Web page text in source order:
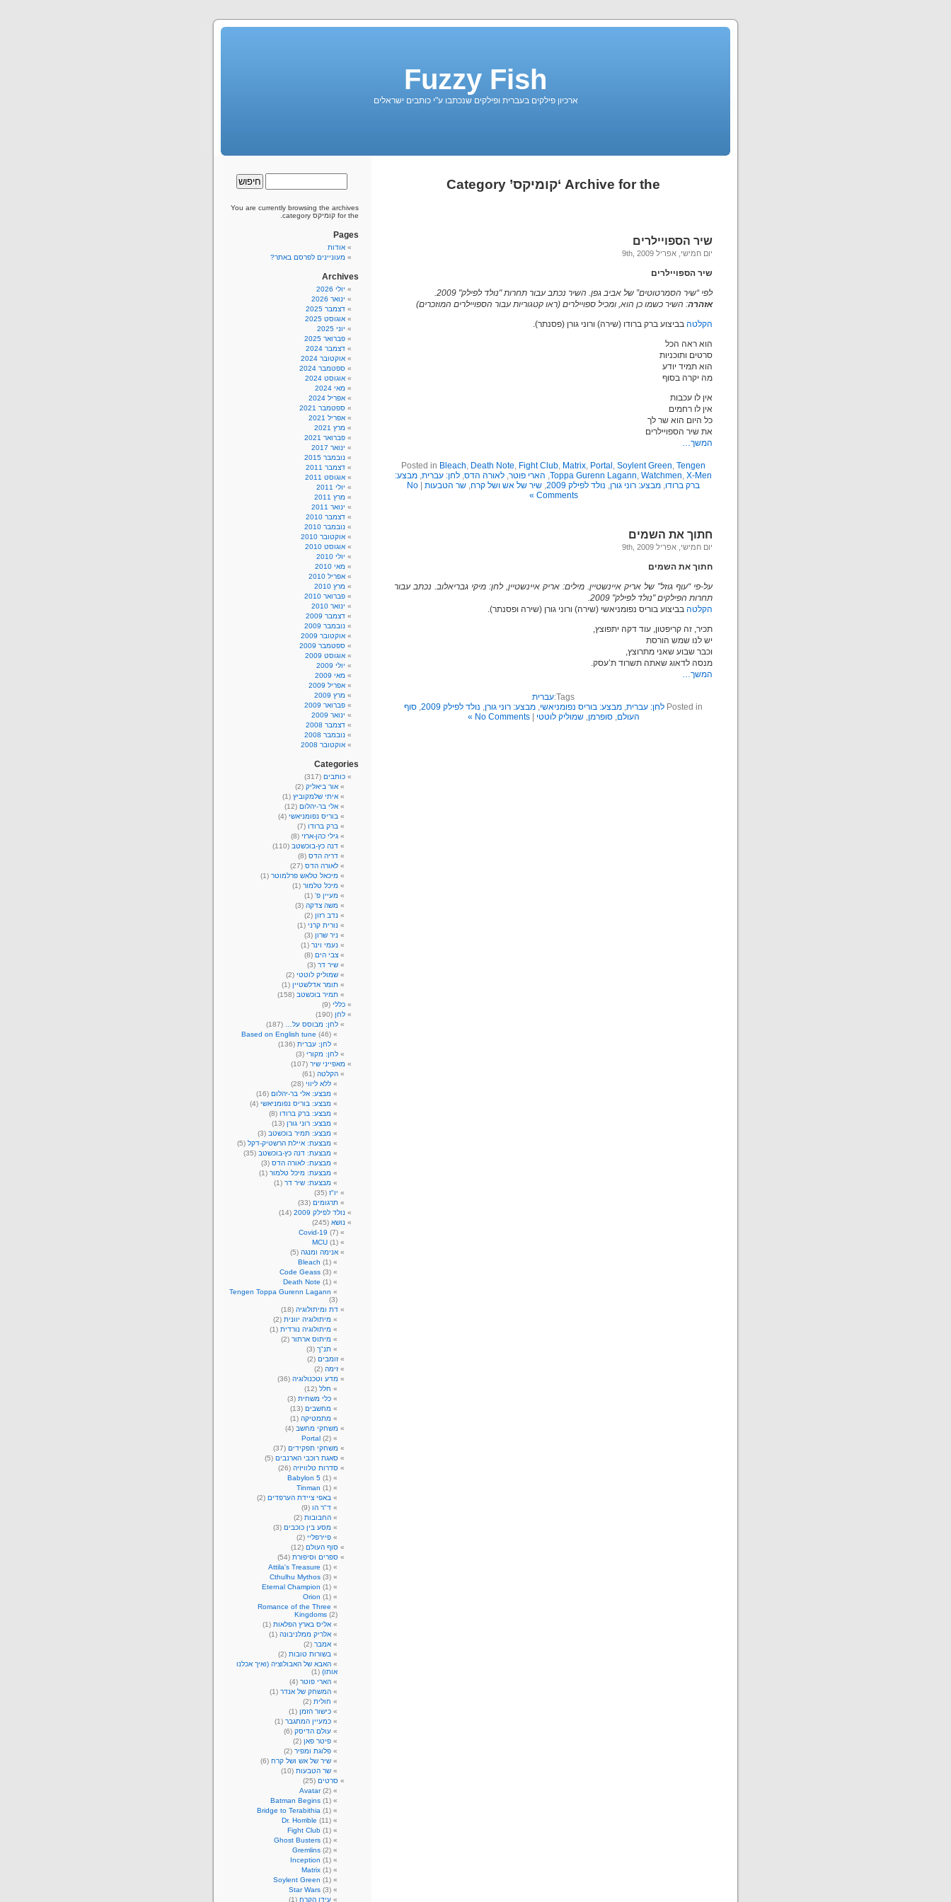
Fuzzy Fish
ארכיון פילקים בעברית ופילקים שנכתבו ע"י כותבים ישראלים
Archive for the ‘קומיקס’ Category
שיר הספויילרים
יום חמישי, אפריל 9th, 2009
שיר הספויילרים
לפי “שיר הסמרטוטים” של אביב גפן. השיר נכתב עבור תחרות "נולד לפילק" 2009.
אזהרה: השיר כשמו כן הוא, ומכיל ספויילרים (ראו קטגוריות עבור הספויילרים המוזכרים)
הקלטה בביצוע ברק ברודו (שירה) ורוני גורן (פסנתר).
הוא ראה הכל
סרטים ותוכניות
הוא תמיד יודע
מה יקרה בסוף
אין לו עכבות
אין לו רחמים
כל היום הוא שר לך
את שיר הספויילרים
המשך…
Posted in Bleach, Death Note, Fight Club, Matrix, Portal , Soylent Green, Tengen
Toppa Gurenn Lagann, Watchmen, X-Men
, הארי פוטר, לאורה הדס, לחן: עברית, מבצע:
ברק ברודו, מבצע: רוני גורן, נולד לפילק 2009 , שיר של אש ושל קרח, שר הטבעות
No
Comments »
חתוך את השמים
יום חמישי, אפריל 9th, 2009
חתוך את השמים
על-פי “עוף גוזל” של אריק איינשטיין. מילים: אריק איינשטיין, לחן: מיקי גבריאלוב. נכתב עבור
תחרות הפילקים "נולד לפילק" 2009.
הקלטה בביצוע בוריס נפומניאשי (שירה) ורוני גורן (שירה ופסנתר).
תכיר, זה קריפטון, עוד דקה יתפוצץ,
יש לנו שמש הורסת
וכבר שבוע שאני מתרוצץ,
מנסה לדאוג שאתה תשרוד ת’עסק.
המשך…
Tags: עברית
Posted in לחן: עברית, מבצע: בוריס נפומניאשי, מבצע: רוני גורן, נולד לפילק 2009 , סוף
העולם,סופרמן,שמוליק לוטטי |
No Comments »
You are currently browsing the archives
for the קומיקס category.
Pages
אודות
מעוניינים לפרסם באתר?
Archives
יולי 2026
ינואר 2026
דצמבר 2025
אוגוסט 2025
יוני 2025
פברואר 2025
דצמבר 2024
אוקטובר 2024
ספטמבר 2024
אוגוסט 2024
מאי 2024
אפריל 2024
ספטמבר 2021
אפריל 2021
מרץ 2021
פברואר 2021
ינואר 2017
נובמבר 2015
דצמבר 2011
אוגוסט 2011
יולי 2011
מרץ 2011
ינואר 2011
דצמבר 2010
נובמבר 2010
אוקטובר 2010
אוגוסט 2010
יולי 2010
מאי 2010
אפריל 2010
מרץ 2010
פברואר 2010
ינואר 2010
דצמבר 2009
נובמבר 2009
אוקטובר 2009
ספטמבר 2009
אוגוסט 2009
יולי 2009
מאי 2009
אפריל 2009
מרץ 2009
פברואר 2009
ינואר 2009
דצמבר 2008
נובמבר 2008
אוקטובר 2008
Categories
כותבים (317)
אור ביאליק (2)
איתי שלמקוביץ (1)
אלי בר-יהלום (12)
בוריס נפומניאשי (4)
ברק ברודו (7)
גילי כהן-ארזי (8)
דנה כץ-בוכשטב (110)
דריה הדס (8)
לאורה הדס (27)
מיכאל טלאש פרלמוטר (1)
מיכל טלמור (1)
מעיין פ' (1)
משה צדקה (3)
נדב רזון (2)
נורית קרני (1)
ניר שרון (3)
נעמי וינר (1)
צבי הים (8)
שיר דר (3)
שמוליק לוטטי (2)
תומר אדלשטיין (1)
תמיר בוכשטב (158)
כללי (9)
לחן (190)
לחן: מבוסס על…
(187)
Based on English tune (46)
לחן: עברית (136)
לחן: מקורי (3)
מאפייני שיר (107)
הקלטה (61)
ללא ליווי (28)
מבצע: אלי בר-יהלום (16)
מבצע: בוריס נפומניאשי (4)
מבצע: ברק ברודו (8)
מבצע: רוני גורן (13)
מבצע: תמיר בוכשטב (3)
מבצעת: איילת הרשטיק-דקל (5)
מבצעת: דנה כץ-בוכשטב (35)
מבצעת: לאורה הדס (3)
מבצעת: מיכל טלמור (1)
מבצעת: שיר דר (1)
יו"ז (35)
תרגומים (33)
נולד לפילק 2009
(14)
נושא (245)
Covid-19 (7)
MCU (1)
אנימה ומנגה (5)
Bleach (1)
Code Geass (3)
Death Note (1)
Tengen Toppa Gurenn Lagann
(3)
דת ומיתולוגיה (18)
מיתולוגיה יוונית (2)
מיתולוגיה נורדית (1)
מיתוס ארתור (2)
תנ"ך (3)
זומבים (2)
זימה (2)
מדע וטכנולוגיה (36)
חלל (12)
כלי משחית (3)
מחשבים (13)
מתמטיקה (1)
משחקי מחשב (4)
Portal (2)
משחקי תפקידים (37)
סאגת רוכבי הארנבים (5)
סדרות טלוויזיה (26)
Babylon 5 (1)
Tinman (1)
באפי ציידת הערפדים (2)
ד"ר הו (9)
החבובות (2)
מסע בין כוכבים (3)
פיירפליי (2)
סוף העולם (12)
ספרים וסיפורת (54)
Attila's Treasure (1)
Cthulhu Mythos (3)
Eternal Champion (1)
Orion (1)
Romance of the Three
Kingdoms (2)
אליס בארץ הפלאות (1)
אלריק ממלניבונה (1)
אמבר (2)
בשורות טובות (2)
האבא של האבולוציה (ואיך אכלנו
אותו) (1)
הארי פוטר (4)
המשחק של אנדר (1)
חולית (2)
כישור הזמן (1)
כמעיין המתגבר (1)
עולם הדיסק (6)
פיטר פאן (2)
פלוגת ומפיר (2)
שיר של אש ושל קרח (6)
שר הטבעות (10)
סרטים (25)
Avatar(2)
Batman Begins (1)
Bridge to Terabithia (1)
Dr. Horrible (11)
Fight Club (1)
Ghost Busters (1)
Gremlins (2)
Inception (1)
Matrix (1)
Soylent Green (1)
Star Wars (3)
עידן הקרח (1)